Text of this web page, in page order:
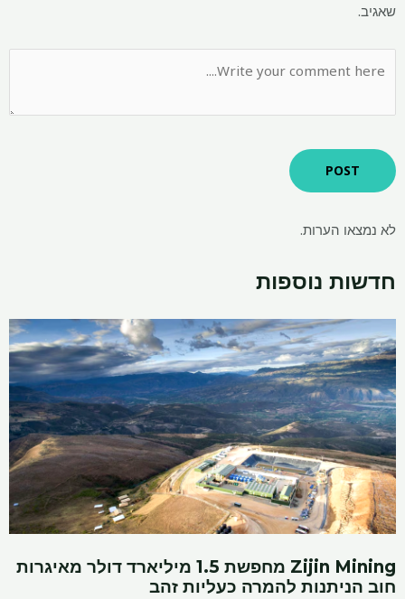
שאגיב.
לא נמצאו הערות.
חדשות נוספות
Zijin Mining מחפשת 1.5 מיליארד דולר מאיגרות
חוב הניתנות להמרה כעליות זהב